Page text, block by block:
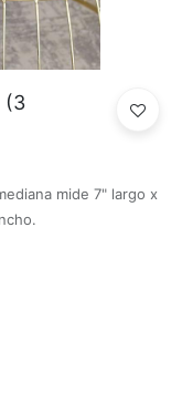
(3
mide 7" largo x